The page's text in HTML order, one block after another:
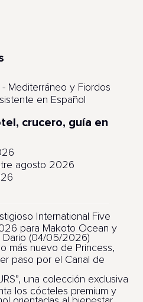
Mediterráneo y Fiordos
en Español
crucero, guía en
agosto 2026
International Five
para Makoto Ocean y
Dario (04/05/2026)
más nuevo de Princess,
paso por el Canal de
una colección exclusiva
los cócteles premium y